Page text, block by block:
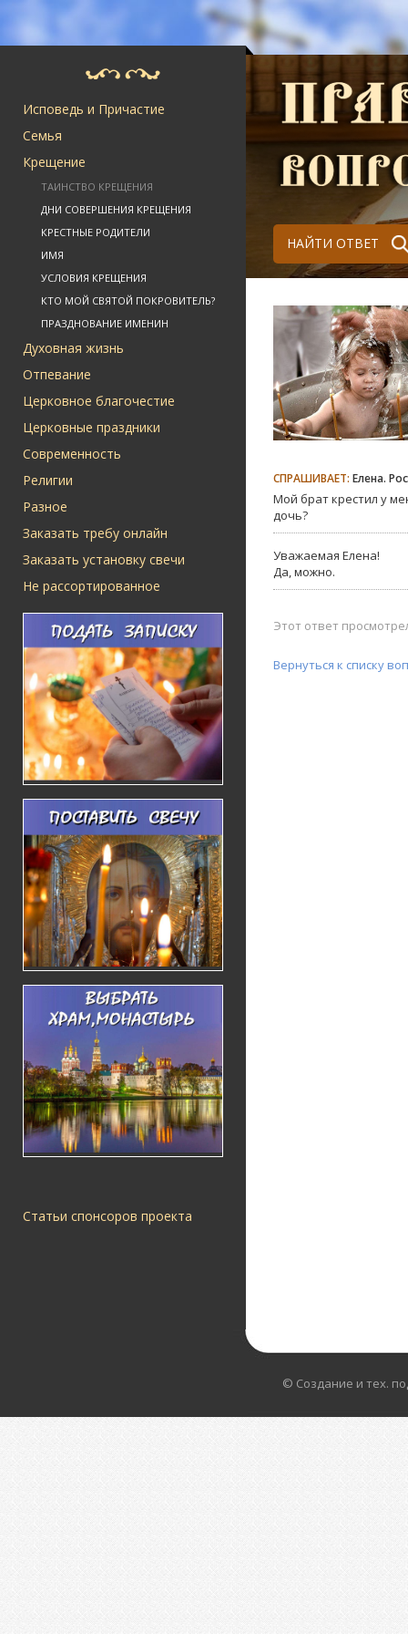
Исповедь и Причастие
Семья
Крещение
ТАИНСТВО КРЕЩЕНИЯ
ДНИ СОВЕРШЕНИЯ КРЕЩЕНИЯ
КРЕСТНЫЕ РОДИТЕЛИ
ИМЯ
УСЛОВИЯ КРЕЩЕНИЯ
КТО МОЙ СВЯТОЙ ПОКРОВИТЕЛЬ?
ПРАЗДНОВАНИЕ ИМЕНИН
Духовная жизнь
Отпевание
Церковное благочестие
Церковные праздники
Современность
Религии
Разное
Заказать требу онлайн
Заказать установку свечи
Не рассортированное
Статьи спонсоров проекта
НАЙТИ ОТВЕТ
СПРАШИВАЕТ: Елена.
Мой брат крестил у
дочь?
Уважаемая Елена!
Да, можно.
Этот ответ
Вернуться к списку
© Создание и тех.